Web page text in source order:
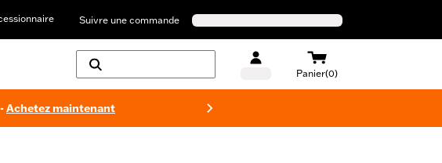
Suivre une commande
Panier(0)
Achetez maintenant